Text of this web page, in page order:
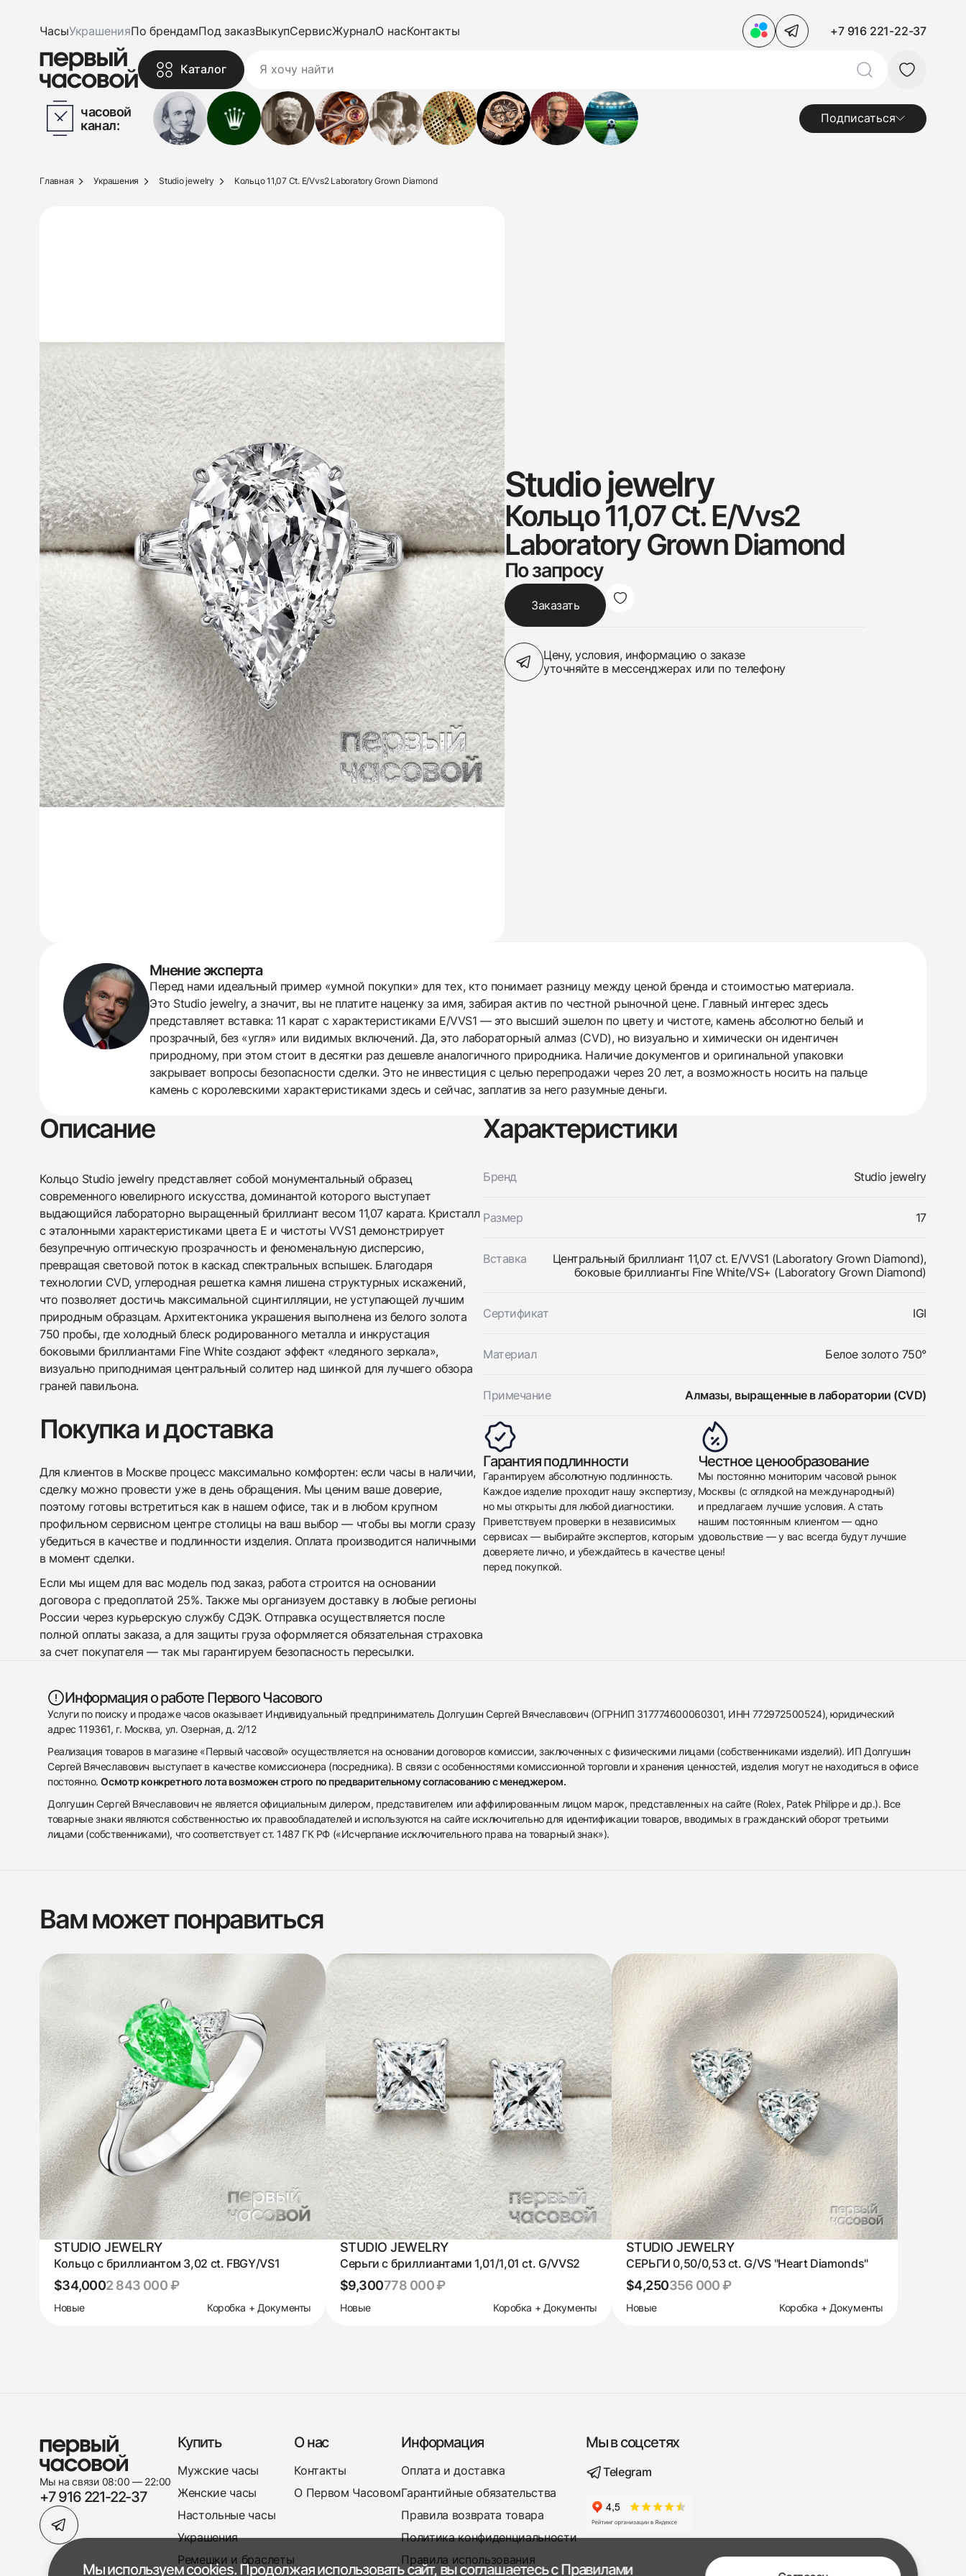
ЧасыУкрашенияПо брендамПод заказВыкупСервисЖурналО насКонтакты +7 916 221-22-37
Каталог
часовой
канал:
Подписаться
438
285
145
142
205
204
195
150
6
Главная Украшения Studio jewelry Кольцо 11,07 Ct. E/Vvs2 Laboratory Grown Diamond
Studio jewelry
Кольцо 11,07 Ct. E/Vvs2
Laboratory Grown Diamond
По запросу
Заказать
Цену, условия, информацию о заказе
уточняйте в мессенджерах или по телефону
Мнение эксперта
Перед нами идеальный пример «умной покупки» для тех, кто понимает разницу между ценой бренда и стоимостью материала.
Это Studio jewelry, а значит, вы не платите наценку за имя, забирая актив по честной рыночной цене. Главный интерес здесь
представляет вставка: 11 карат с характеристиками E/VVS1 — это высший эшелон по цвету и чистоте, камень абсолютно белый и
прозрачный, без «угля» или видимых включений. Да, это лабораторный алмаз (CVD), но визуально и химически он идентичен
природному, при этом стоит в десятки раз дешевле аналогичного природника. Наличие документов и оригинальной упаковки
закрывает вопросы безопасности сделки. Это не инвестиция с целью перепродажи через 20 лет, а возможность носить на пальце
камень с королевскими характеристиками здесь и сейчас, заплатив за него разумные деньги.
Описание
Кольцо Studio jewelry представляет собой монументальный образец
современного ювелирного искусства, доминантой которого выступает
выдающийся лабораторно выращенный бриллиант весом 11,07 карата. Кристалл
с эталонными характеристиками цвета E и чистоты VVS1 демонстрирует
безупречную оптическую прозрачность и феноменальную дисперсию,
превращая световой поток в каскад спектральных вспышек. Благодаря
технологии CVD, углеродная решетка камня лишена структурных искажений,
что позволяет достичь максимальной сцинтилляции, не уступающей лучшим
природным образцам. Архитектоника украшения выполнена из белого золота
750 пробы, где холодный блеск родированного металла и инкрустация
боковыми бриллиантами Fine White создают эффект «ледяного зеркала»,
визуально приподнимая центральный солитер над шинкой для лучшего обзора
граней павильона.
Характеристики
Бренд Studio jewelry
Размер 17
Вставка
Центральный бриллиант 11,07 сt. E/VVS1 (Laboratory Grown Diamond),
боковые бриллианты Fine White/VS+ (Laboratory Grown Diamond)
Сертификат IGI
Материал Белое золото 750°
Примечание Алмазы, выращенные в лаборатории (CVD)
Покупка и доставка
Для клиентов в Москве процесс максимально комфортен: если часы в наличии,
сделку можно провести уже в день обращения. Мы ценим ваше доверие,
поэтому готовы встретиться как в нашем офисе, так и в любом крупном
профильном сервисном центре столицы на ваш выбор — чтобы вы могли сразу
убедиться в качестве и подлинности изделия. Оплата производится наличными
в момент сделки.
Если мы ищем для вас модель под заказ, работа строится на основании
договора с предоплатой 25%. Также мы организуем доставку в любые регионы
России через курьерскую службу СДЭК. Отправка осуществляется после
полной оплаты заказа, а для защиты груза оформляется обязательная страховка
за счет покупателя — так мы гарантируем безопасность пересылки.
Гарантия подлинности
Гарантируем абсолютную подлинность.
Каждое изделие проходит нашу экспертизу,
но мы открыты для любой диагностики.
Приветствуем проверки в независимых
сервисах — выбирайте экспертов, которым
доверяете лично, и убеждайтесь в качестве
перед покупкой.
Честное ценообразование
Мы постоянно мониторим часовой рынок
Москвы (с оглядкой на международный)
и предлагаем лучшие условия. А стать
нашим постоянным клиентом — одно
удовольствие — у вас всегда будут лучшие
цены!
Информация о работе Первого Часового
Услуги по поиску и продаже часов оказывает Индивидуальный предприниматель Долгушин Сергей Вячеславович (ОГРНИП 317774600060301, ИНН 772972500524), юридический
адрес 119361, г. Москва, ул. Озерная, д. 2/12
Реализация товаров в магазине «Первый часовой» осуществляется на основании договоров комиссии, заключенных с физическими лицами (собственниками изделий). ИП Долгушин
Сергей Вячеславович выступает в качестве комиссионера (посредника). В связи с особенностями комиссионной торговли и хранения ценностей, изделия могут не находиться в офисе
постоянно.Осмотр конкретного лота возможен строго по предварительному согласованию с менеджером.
Долгушин Сергей Вячеславович не является официальным дилером, представителем или аффилированным лицом марок, представленных на сайте (Rolex, Patek Philippe и др.). Все
товарные знаки являются собственностью их правообладателей и используются на сайте исключительно для идентификации товаров, вводимых в гражданский оборот третьими
лицами (собственниками), что соответствует ст. 1487 ГК РФ («Исчерпание исключительного права на товарный знак»).
Заказать эти часы
Оставьте ваши контактные данные и мы свяжемся с
вами
Studio jewelry
Кольцо 11,07 Ct. E/Vvs2 Laboratory Grown
Diamond
НовыеКоробка + Документы
$16,500
Оставьте ваши контактные данные и мы свяжемся с
Studio jewelry
Кольцо 11,07 Ct. E/Vvs2 Laboratory Grown
Diamond
Новые
$16,500
Отправить заявку
Вам может понравиться
STUDIO JEWELRY
Кольцо с бриллиантом 3,02 ct. FBGY/VS1
$34,0002 843 000 ₽
Новые Коробка + Документы
STUDIO JEWELRY
Серьги с бриллиантами 1,01/1,01 ct. G/VVS2
$9,300778 000 ₽
Новые Коробка + Документы
STUDIO JEWELRY
СЕРЬГИ 0,50/0,53 ct. G/VS "Heart Diamonds"
$4,250356 000 ₽
Новые Коробка + Документы
Мы на связи 08:00 — 22:00
+7 916 221-22-37
Купить
Мужские часы
Женские часы
Настольные часы
Украшения
Ремешки и браслеты
О нас
Контакты
О Первом Часовом
Информация
Оплата и доставка
Гарантийные обязательства
Правила возврата товара
Политика конфиденциальности
Правила использования
Мы в соцсетях
Telegram
Мы используем cookies. Продолжая использовать сайт, вы соглашаетесь сПравилами